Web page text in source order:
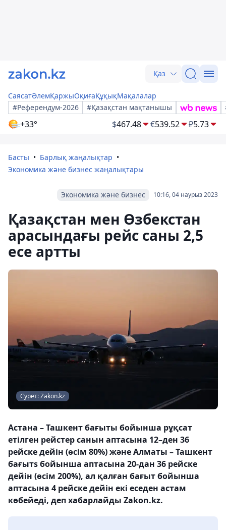
Қаз
СаясатӘлемҚаржыОқиғаҚұқықМақалалар
#Референдум-2026
#Қазақстан мақтанышы
+33° $467.48 €539.52 ₽5.73
Басты
Барлық жаңалықтар
Экономика және бизнес жаңалықтары
10:16, 04 наурыз 2023
Экономика және бизнес
Қазақстан мен Өзбекстан
арасындағы рейс саны 2,5
есе артты
Сурет: Zakon.kz
Астана – Ташкент бағыты бойынша рұқсат
етілген рейстер санын аптасына 12–ден 36
рейске дейін (өсім 80%) және Алматы – Ташкент
бағытs бойынша аптасына 20-дан 36 рейске
дейін (өсім 200%), ал қалған бағыт бойынша
аптасына 4 рейске дейін екі еседен астам
көбейеді, деп хабарлайды Zakon.kz.